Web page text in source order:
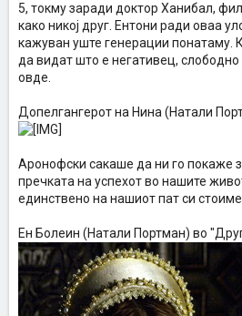
5, токму заради доктор Ханибал,
како никој друг. Ентони ради оваа
кажуван уште генерации понатаму.
да видат што е негативец, слободно
овде.
Допелгангерот на Нина (Натали
Аронофски сакаше да ни го покаже
пречката на успехот во нашите
единствено на нашиот пат си стоиме
Eн Болеин (Натали Портман) во